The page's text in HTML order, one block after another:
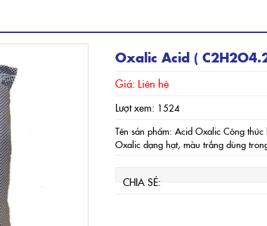
Oxalic Acid (
Giá: Liên hệ
Lượt xem: 1524
Tên sản phẩm: Acid Oxalic Công
Oxalic dạng hạt, màu trắng dùng
CHIA SẺ: